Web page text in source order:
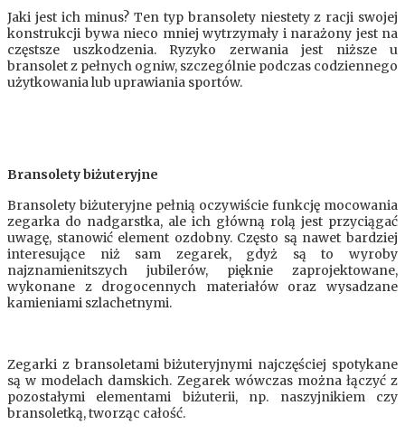
Jaki jest ich minus? Ten typ bransolety niestety z racji swojej
konstrukcji bywa nieco mniej wytrzymały i narażony jest na
częstsze uszkodzenia. Ryzyko zerwania jest niższe u
bransolet z pełnych ogniw, szczególnie podczas codziennego
użytkowania lub uprawiania sportów.
Bransolety biżuteryjne
Bransolety biżuteryjne pełnią oczywiście funkcję mocowania
zegarka do nadgarstka, ale ich główną rolą jest przyciągać
uwagę, stanowić element ozdobny. Często są nawet bardziej
interesujące niż sam zegarek, gdyż są to wyroby
najznamienitszych jubilerów, pięknie zaprojektowane,
wykonane z drogocennych materiałów oraz wysadzane
kamieniami szlachetnymi.
Zegarki z bransoletami biżuteryjnymi najczęściej spotykane
są w modelach damskich. Zegarek wówczas można łączyć z
pozostałymi elementami biżuterii, np. naszyjnikiem czy
bransoletką, tworząc całość.